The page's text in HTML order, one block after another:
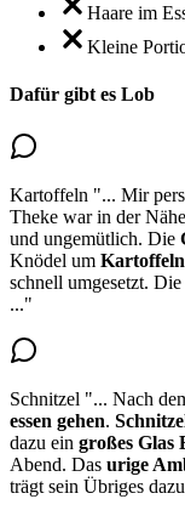
Haare im
Kleine
Dafür gibt es Lob
Kartoffeln "... Mir
Theke war in der
und ungemütlich. Die
Knödel um Kartoffeln
schnell umgesetzt. Die
..."
Schnitzel "... Nach
essen gehen.
dazu ein großes Glas
Abend. Das urige
trägt sein Übriges